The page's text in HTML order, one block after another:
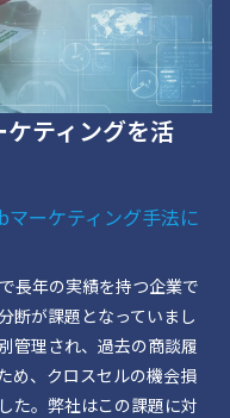
ティングを活
マーケティング手法に
長年の実績を持つ企業で
断が課題となっていまし
管理され、過去の商談履
め、クロスセルの機会損
た。弊社はこの課題に対